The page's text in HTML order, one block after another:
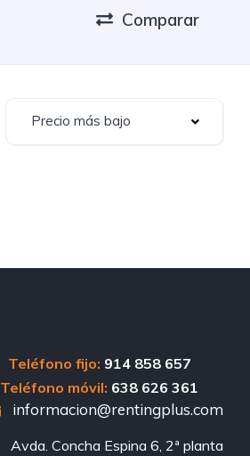
Comparar
Precio más bajo
Teléfono fijo: 914 858 657
Teléfono móvil: 638 626 361
informacion@rentingplus.com
Avda. Concha Espina 6, 2ª planta